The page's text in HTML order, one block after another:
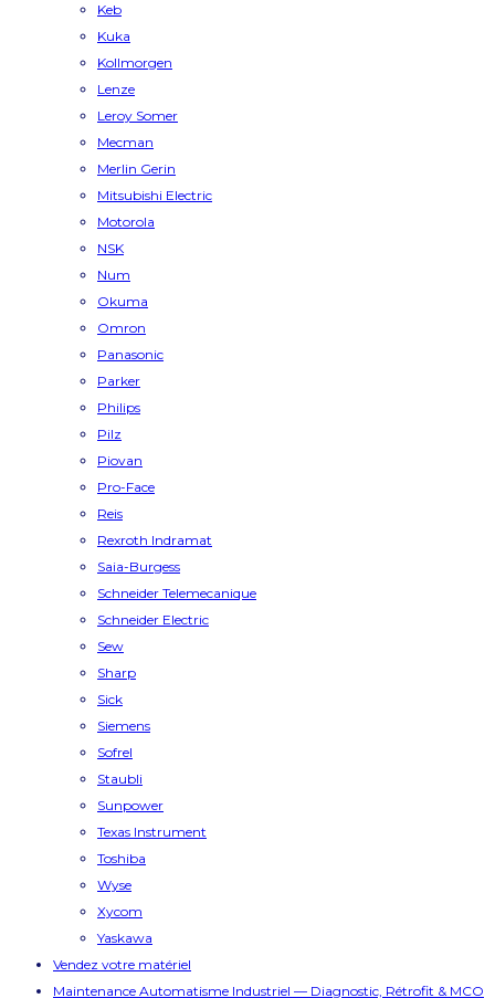
Keb
Kuka
Kollmorgen
Lenze
Leroy Somer
Mecman
Merlin Gerin
Mitsubishi Electric
Motorola
NSK
Num
Okuma
Omron
Panasonic
Parker
Philips
Pilz
Piovan
Pro-Face
Reis
Rexroth Indramat
Saia-Burgess
Schneider Telemecanique
Schneider Electric
Sew
Sharp
Sick
Siemens
Sofrel
Staubli
Sunpower
Texas Instrument
Toshiba
Wyse
Xycom
Yaskawa
Vendez votre matériel
Maintenance Automatisme Industriel — Diagnostic, Rétrofit & MCO